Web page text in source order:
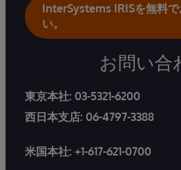
InterSystems IRISを無料で
い。
お問い合
東京本社: 03-5321-6200
西日本支店: 06-4797-3388
米国本社: +1-617-621-0700